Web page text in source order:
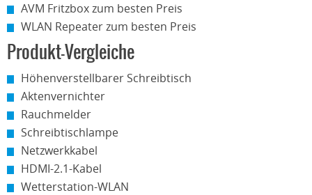
AVM Fritzbox zum besten Preis
WLAN Repeater zum besten Preis
Produkt-Vergleiche
Höhenverstellbarer Schreibtisch
Aktenvernichter
Rauchmelder
Schreibtischlampe
Netzwerkkabel
HDMI-2.1-Kabel
Wetterstation-WLAN